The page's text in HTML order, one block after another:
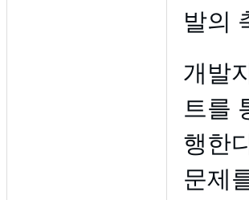
발의
개발
트를
행한
문제